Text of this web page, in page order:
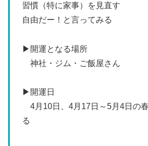
習慣（特に家事）を見直す
自由だー！と言ってみる
▶開運となる場所
神社・ジム・ご飯屋さん
▶開運日
4月10日、4月17日～5月4日の
る